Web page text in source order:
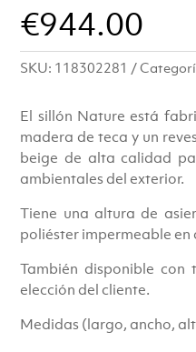
€944.00
SKU: 118302281
El sillón Nature está
madera de teca y un
beige de alta calidad
ambientales del exterior.
Tiene una altura de
poliéster impermeable en
También disponible
elección del cliente.
Medidas (largo, ancho,